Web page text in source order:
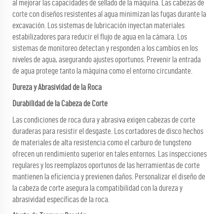
al mejorar las capacidades de sellado de la máquina. Las cabezas de
corte con diseños resistentes al agua minimizan las fugas durante la
excavación. Los sistemas de lubricación inyectan materiales
estabilizadores para reducir el flujo de agua en la cámara. Los
sistemas de monitoreo detectan y responden a los cambios en los
niveles de agua, asegurando ajustes oportunos. Prevenir la entrada
de agua protege tanto la máquina como el entorno circundante.
Dureza y Abrasividad de la Roca
Durabilidad de la Cabeza de Corte
Las condiciones de roca dura y abrasiva exigen cabezas de corte
duraderas para resistir el desgaste. Los cortadores de disco hechos
de materiales de alta resistencia como el carburo de tungsteno
ofrecen un rendimiento superior en tales entornos. Las inspecciones
regulares y los reemplazos oportunos de las herramientas de corte
mantienen la eficiencia y previenen daños. Personalizar el diseño de
la cabeza de corte asegura la compatibilidad con la dureza y
abrasividad específicas de la roca.